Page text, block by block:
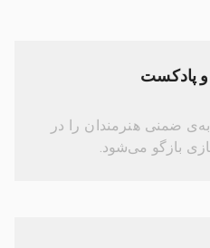
پادکست
ضمنی هنرمندان را در
بازگو می‌شود.